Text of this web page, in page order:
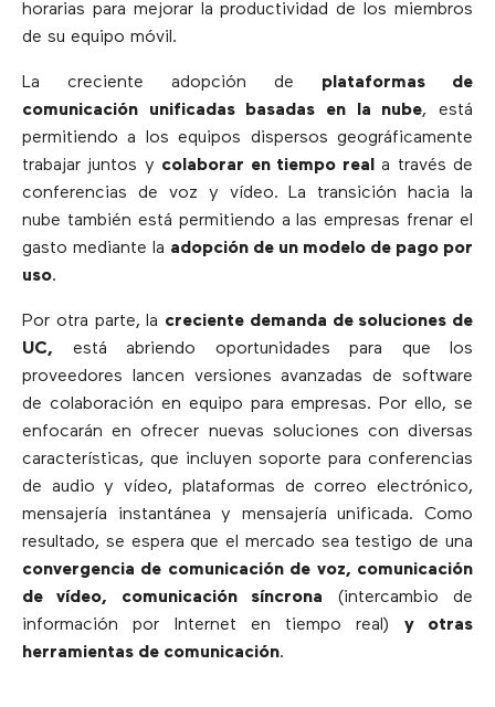
horarias para mejorar la productividad de los miembros
de su equipo móvil.
La creciente adopción de plataformas de
comunicación unificadas basadas en la nube, está
permitiendo a los equipos dispersos geográficamente
trabajar juntos y colaborar en tiempo reala través de
conferencias de voz y vídeo. La transición hacia la
nube también está permitiendo a las empresas frenar el
gasto mediante la adopción de un modelo de pago por
uso.
Por otra parte, la creciente demanda de soluciones de
UC, está abriendo oportunidades para que los
proveedores lancen versiones avanzadas de software
de colaboración en equipo para empresas. Por ello, se
enfocarán en ofrecer nuevas soluciones con diversas
características, que incluyen soporte para conferencias
de audio y vídeo, plataformas de correo electrónico,
mensajería instantánea y mensajería unificada. Como
resultado, se espera que el mercado sea testigo de una
convergencia de comunicación de voz, comunicación
de vídeo, comunicación síncrona (intercambio de
información por Internet en tiempo real) y otras
herramientas de comunicación.